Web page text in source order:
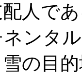
人で
ンタ
の目